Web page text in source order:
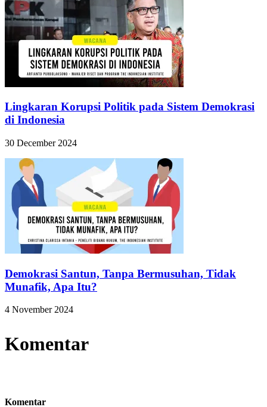
Lingkaran Korupsi Politik pada Sistem Demokrasi
di Indonesia
30 December 2024
Demokrasi Santun, Tanpa Bermusuhan, Tidak
Munafik, Apa Itu?
4 November 2024
Komentar
Komentar